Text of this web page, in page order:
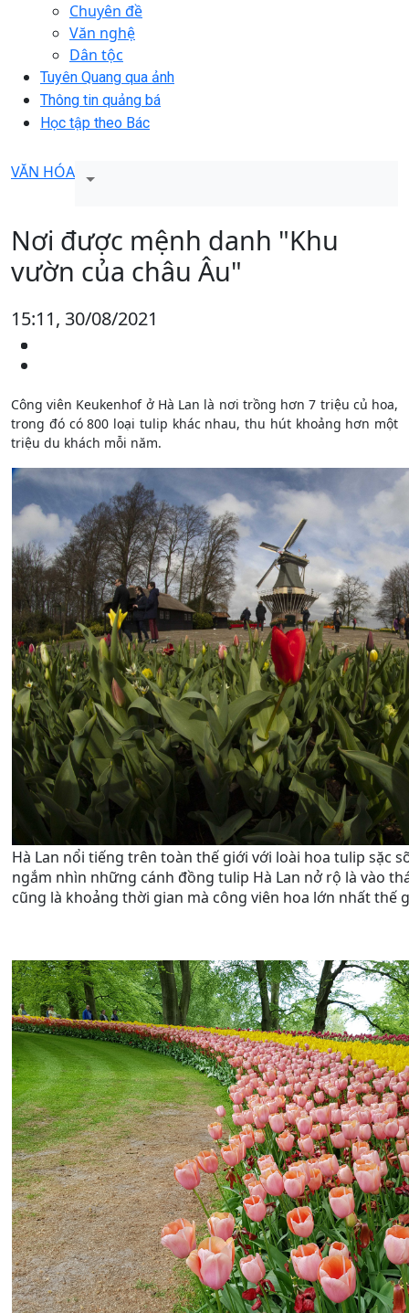
Chuyên đề
Văn nghệ
Dân tộc
Tuyên Quang qua ảnh
Thông tin quảng bá
Học tập theo Bác
VĂN HÓA
Nơi được mệnh danh "Khu
vườn của châu Âu"
15:11, 30/08/2021
Công viên Keukenhof ở Hà Lan là nơi trồng hơn 7 triệu củ hoa,
trong đó có 800 loại tulip khác nhau, thu hút khoảng hơn một
triệu du khách mỗi năm.
Hà Lan nổi tiếng trên toàn thế giới với loài hoa tulip sặc
ngắm nhìn những cánh đồng tulip Hà Lan nở rộ là vào
cũng là khoảng thời gian mà công viên hoa lớn nhất thế